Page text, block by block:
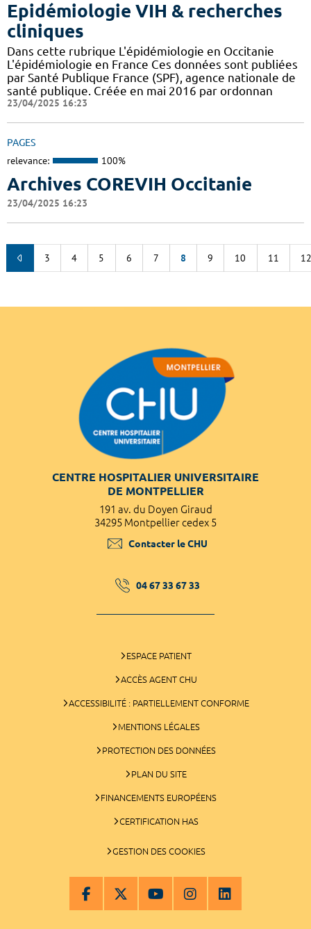
Epidémiologie VIH & recherches
cliniques
Dans cette rubrique L'épidémiologie en Occitanie
L'épidémiologie en France Ces données sont publiées
par Santé Publique France (SPF), agence nationale de
santé publique. Créée en mai 2016 par ordonnan
23/04/2025 16:23
PAGES
relevance: 100%
Archives COREVIH Occitanie
23/04/2025 16:23
3 4 5 6 7 8 9 10 11 12
CENTRE HOSPITALIER UNIVERSITAIRE
DE MONTPELLIER
191 av. du Doyen Giraud
34295 Montpellier cedex 5
Contacter le CHU
04 67 33 67 33
ESPACE PATIENT
ACCÈS AGENT CHU
ACCESSIBILITÉ : PARTIELLEMENT CONFORME
MENTIONS LÉGALES
PROTECTION DES DONNÉES
PLAN DU SITE
FINANCEMENTS EUROPÉENS
CERTIFICATION HAS
GESTION DES COOKIES